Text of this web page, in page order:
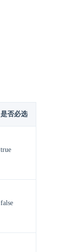
是否必选
true
false